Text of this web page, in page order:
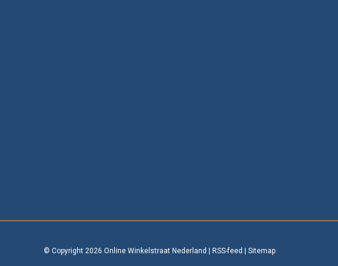
© Copyright 2026 Online Winkelstraat Nederland | RSS-feed | Sitemap